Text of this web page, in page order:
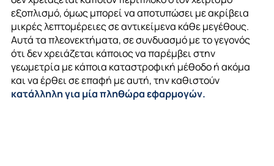
εξοπλισμό, όμως μπορεί να αποτυπώσει με ακρίβεια
μικρές λεπτομέρειες σεαντικείμενα κάθε μεγέθους.
Αυτά τα πλεονεκτήματα, σε συνδυασμό με το γεγονός
ότι δεν χρειάζεται κάποιος να παρέμβει στην
γεωμετρία με κάποια καταστροφική μέθοδο ή ακόμα
και να έρθει σε επαφή με αυτή, την καθιστούν
κατάλληλη για μία πληθώρα εφαρμογών.